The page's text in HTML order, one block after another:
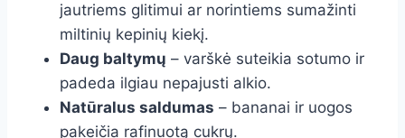
jautriems glitimui ar norintiems sumažinti
miltinių kepinių kiekį.
Daug baltymų – varškė suteikia sotumo ir
padeda ilgiau nepajusti alkio.
Natūralus saldumas – bananai ir uogos
pakeičia rafinuotą cukrų.